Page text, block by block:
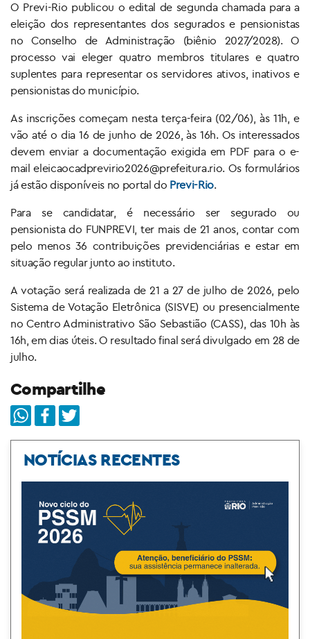
O Previ-Rio publicou o edital de segunda chamada para a
eleição dos representantes dos segurados e pensionistas
no Conselho de Administração (biênio 2027/2028). O
processo vai eleger quatro membros titulares e quatro
suplentes para representar os servidores ativos, inativos e
pensionistas do município.
As inscrições começam nesta terça-feira (02/06), às 11h, e
vão até o dia 16 de junho de 2026, às 16h. Os interessados
devem enviar a documentação exigida em PDF para o e-
mail eleicaocadprevirio2026@prefeitura.rio. Os formulários
já estão disponíveis no portal do Previ-Rio.
Para se candidatar, é necessário ser segurado ou
pensionista do FUNPREVI, ter mais de 21 anos, contar com
pelo menos 36 contribuições previdenciárias e estar em
situação regular junto ao instituto.
A votação será realizada de 21 a 27 de julho de 2026, pelo
Sistema de Votação Eletrônica (SISVE) ou presencialmente
no Centro Administrativo São Sebastião (CASS), das 10h às
16h, em dias úteis. O resultado final será divulgado em 28 de
julho.
Compartilhe
NOTÍCIAS RECENTES